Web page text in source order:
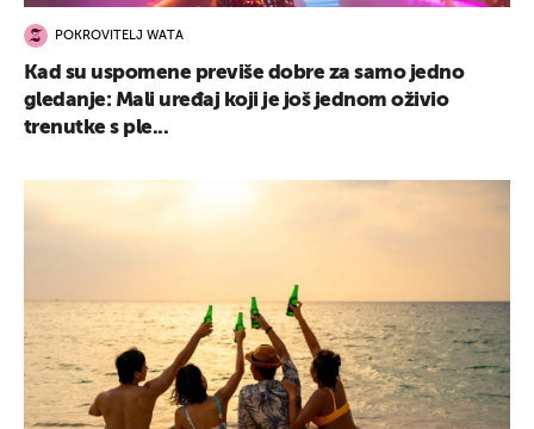
POKROVITELJ WATA
Kad su uspomene previše dobre za samo jedno
gledanje: Mali uređaj koji je još jednom oživio
trenutke s ple...